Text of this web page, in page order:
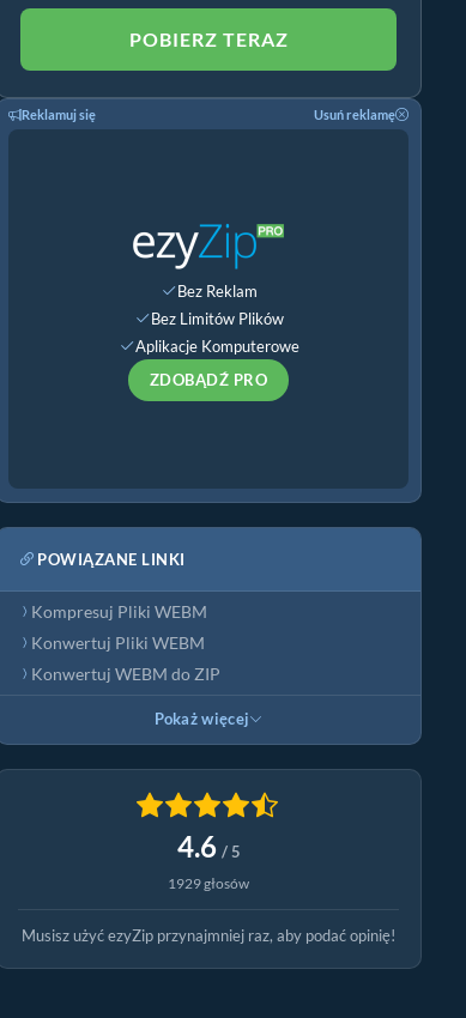
POBIERZ TERAZ
Reklamuj się Usuń reklamę
Bez Reklam
Bez Limitów Plików
Aplikacje Komputerowe
ZDOBĄDŹ PRO
POWIĄZANE LINKI
Kompresuj Pliki WEBM
Konwertuj Pliki WEBM
Konwertuj WEBM do ZIP
Pokaż więcej
4.6 / 5
1929 głosów
Musisz użyć ezyZip przynajmniej raz, aby podać opinię!